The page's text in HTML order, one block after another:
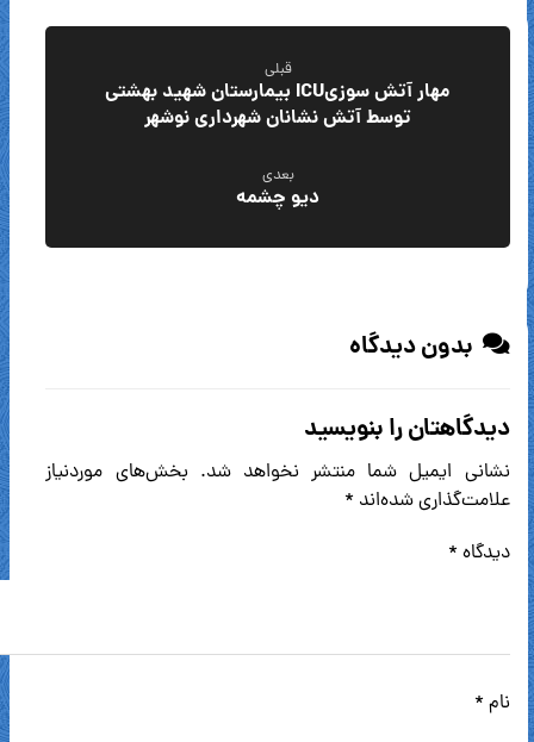
قبلی
مهار آتش سوزیICU بیمارستان شهید بهشتی
توسط آتش نشانان شهرداری نوشهر
بعدی
دیو چشمه
بدون دیدگاه
دیدگاهتان را بنویسید
نشانی ایمیل شما منتشر نخواهد شد. بخش‌های موردنیاز
علامت‌گذاری شده‌اند *
دیدگاه *
نام *